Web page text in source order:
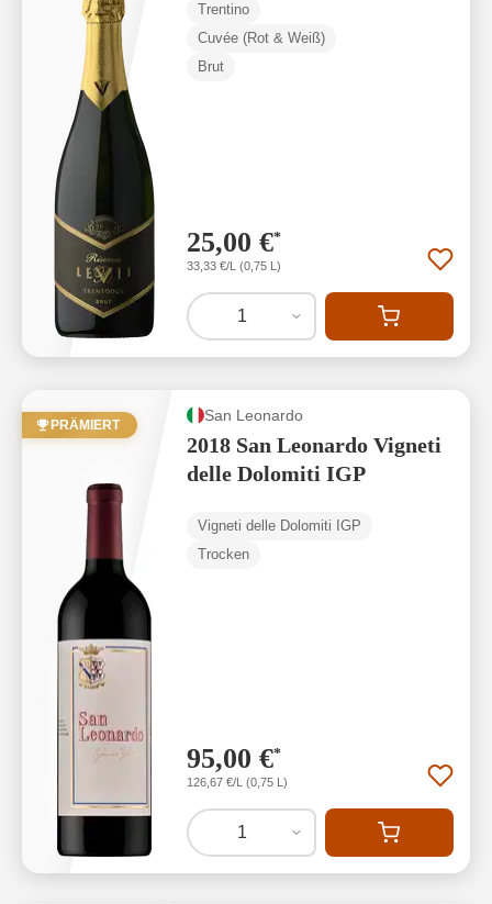
Trentino
Cuvée (Rot & Weiß)
Brut
25,00 €*
33,33 €/L (0,75 L)
1
PRÄMIERT
San Leonardo
2018 San Leonardo Vigneti
delle Dolomiti IGP
Vigneti delle Dolomiti IGP
Trocken
95,00 €*
126,67 €/L (0,75 L)
1